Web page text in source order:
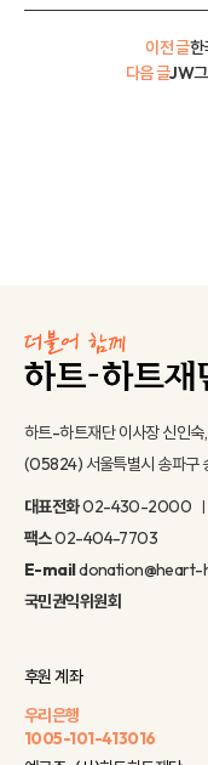
이전 글한
JW그
다음 글
하트-하트재단 이사장 신인숙
(05824) 서울특별시 송파구
대표전화02-430-2000
팩스02-404-7703
E-maildonation@heart-
국민권익위원회
후원 계좌
우리은행
1005-101-413016